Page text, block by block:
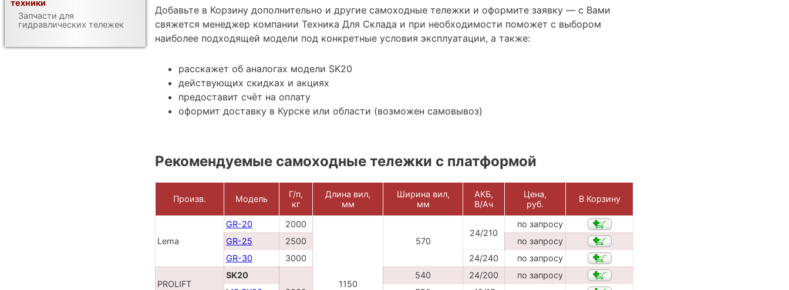
Добавьте в Корзину дополнительно и другие самоходные тележки и оформите заявку — с Вами
свяжется менеджер компании Техника Для Склада и при необходимости поможет с выбором
наиболее подходящей модели под конкретные условия эксплуатации, а также:
расскажет об аналогах модели SK20
действующих скидках и акциях
предоставит счёт на оплату
оформит доставку в Курске или области (возможен самовывоз)
Рекомендуемые самоходные тележки с платформой
Произв. Модель
Г/п,
кг
Длина вил,
мм
Ширина вил,
мм
АКБ,
В/Ач
Цена,
руб.
В Корзину
Lema
GR-20 2000
1150
570
24/210
по запросу
GR-25
2500
по запросу
GR-30
3000 24/240 по запросу
PROLIFT
SK20
540 24/200
по запросу
техники
Запчасти для
гидравлических тележек